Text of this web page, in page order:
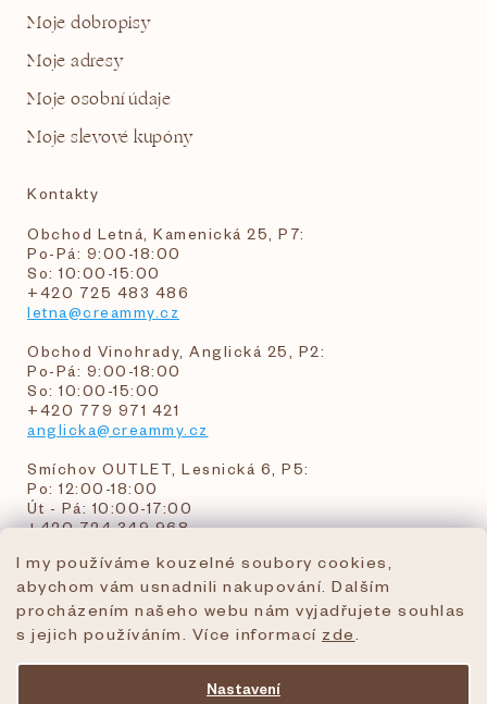
I my používáme kouzelné soubory cookies,
abychom vám usnadnili nakupování. Dalším
procházením našeho webu nám vyjadřujete souhlas
s jejich používáním. Více informací zde
Nastavení
Moje dobropisy
Moje adresy
Moje osobní údaje
Moje slevové kupóny
Kontakty
Obchod Letná, Kamenická 25, P7:
Po-Pá: 9:00-18:00
So: 10:00-15:00
+420 725 483 486
letna@creammy.cz
Obchod Vinohrady, Anglická 25, P2:
Po-Pá: 9:00-18:00
So: 10:00-15:00
+420 779 971 421
anglicka@creammy.cz
Smíchov OUTLET, Lesnická 6, P5:
Po: 12:00-18:00
Út - Pá: 10:00-17:00
+420 724 349 968
objednavky@creammy.cz
tel:+420 724 349 968